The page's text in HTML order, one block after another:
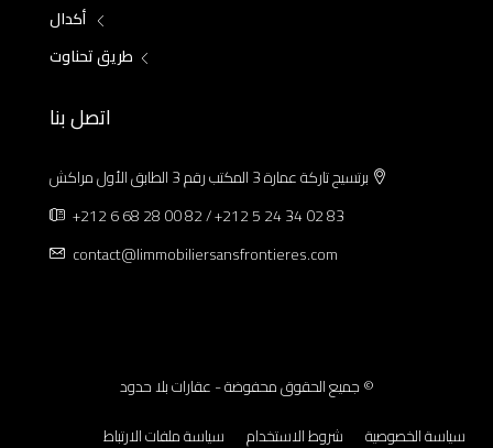
أكدال
طريق تحناوت
اتصل بنا
برتسيج تاركة عمارة 3 المكتب رقم 3 الطابق الأول مراكش
+212 6 68 28 00 82 / +212 5 24 34 02 83
contact@limmobiliersansfrontieres.com
© جميع الحقوق محفوضة - عقارات بلا حدود
سياسة الخصوصية
شروط الاستخدام سياسة ملفات الارتباط